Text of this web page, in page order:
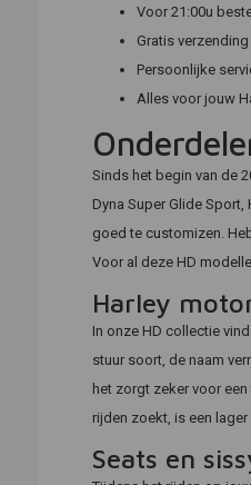
Voor 21:00u
Gratis
Persoonlijke
Alles voor jouw
Sinds het begin van de
Dyna Super Glide
goed te customizen.
Voor al deze HD
Harley
In onze HD collectie
stuur soort, de naam
het zorgt zeker voor
rijden zoekt, is een
Seats en